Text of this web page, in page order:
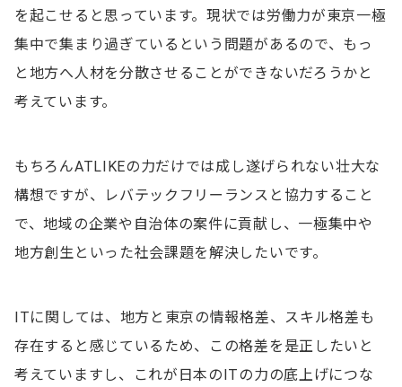
を起こせると思っています。現状では労働力が東京一極
集中で集まり過ぎているという問題があるので、もっ
と地方へ人材を分散させることができないだろうかと
考えています。
もちろんATLIKEの力だけでは成し遂げられない壮大な
構想ですが、レバテックフリーランスと協力すること
で、地域の企業や自治体の案件に貢献し、一極集中や
地方創生といった社会課題を解決したいです。
ITに関しては、地方と東京の情報格差、スキル格差も
存在すると感じているため、この格差を是正したいと
考えていますし、これが日本のITの力の底上げにつな